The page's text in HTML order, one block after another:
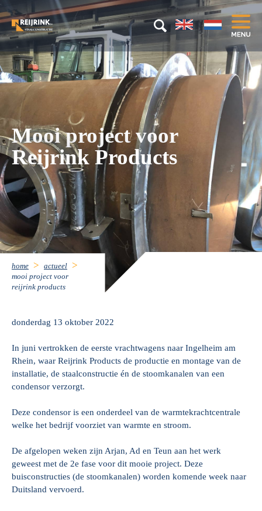
Mooi project voor
Reijrink Products
home
actueel
mooi project voor
reijrink products
donderdag 13 oktober 2022
In juni vertrokken de eerste vrachtwagens naar Ingelheim am
Rhein, waar Reijrink Products de productie en montage van de
installatie, de staalconstructie én de stoomkanalen van een
condensor verzorgt.
Deze condensor is een onderdeel van de warmtekrachtcentrale
welke het bedrijf voorziet van warmte en stroom.
De afgelopen weken zijn Arjan, Ad en Teun aan het werk
geweest met de 2e fase voor dit mooie project. Deze
buisconstructies (de stoomkanalen) worden komende week naar
Duitsland vervoerd.